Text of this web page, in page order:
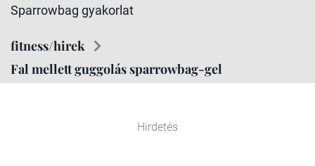
Sparrowbag gyakorlat
fitness/hirek
Fal mellett guggolás sparrowbag-gel
Hirdetés